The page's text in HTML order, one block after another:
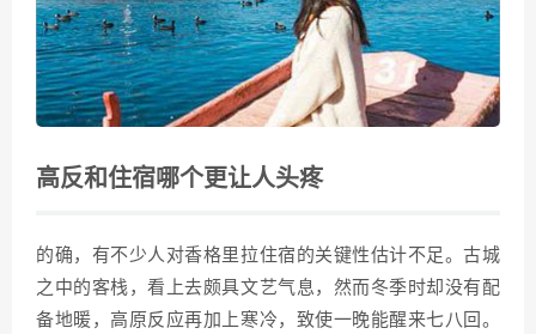
高反和住宿哪个更让人头疼
的确，有不少人对香格里拉住宿的关键性估计不足。古城
之中的客栈，看上去颇具文艺气息，然而冬季时却没有配
备地暖，高原反应再加上寒冷，致使一晚能醒来七八回。